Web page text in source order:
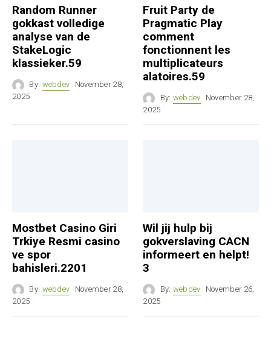
Random Runner
gokkast volledige
analyse van de
StakeLogic
klassieker.59
By: webdev November 28,
2025
Fruit Party de
Pragmatic Play
comment
fonctionnent les
multiplicateurs
alatoires.59
By: webdev November 28,
2025
Mostbet Casino Giri
Trkiye Resmi casino
ve spor
bahisleri.2201
By: webdev November 28,
2025
Wil jij hulp bij
gokverslaving CACN
informeert en helpt!
3
By: webdev November 26,
2025